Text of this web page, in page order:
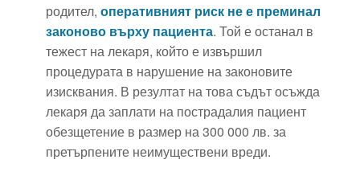
родител, оперативният риск не е преминал
законово върху пациента. Той е останал в
тежест на лекаря, който е извършил
процедурата в нарушение на законовите
изисквания. В резултат на това съдът осъжда
лекаря да заплати на пострадалия пациент
обезщетение в размер на 300 000 лв. за
претърпените неимуществени вреди.